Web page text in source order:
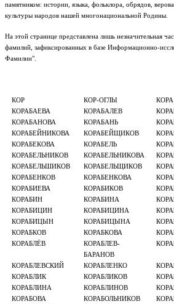
памятником: истории, языка, фольклора, обрядов,
культуры народов нашей многонациональной Родины.
На этой странице представлена лишь незначительная
фамилий, зафиксированных в базе Информационно-
Фамилии".
КОР КОР-ОГЛЫ КОРА
КОРАБАЕВА
КОРАБАЛЕВ
КОРАБАНОВА
КОРАБАНЬ
КОРАБЕЙНИКОВА
КОРАБЕЙЩИКОВ
КОРАБЕКОВА
КОРАБЕЛЬ
КОРАБЕЛЬНИКОВ
КОРАБЕЛЬНИКОВА
КОРАБЕЛЬШИКОВ
КОРАБЕЛЬЩИКОВ
КОРАБЕНКОВ
КОРАБЕНКОВА
КОРАБИЕВА
КОРАБИКОВ
КОРАБИН
КОРАБИНА
КОРАБИЦИН
КОРАБИЦИНА
КОРАБИЦЫН
КОРАБИЦЫНА
КОРАБКОВ
КОРАБКОВА
КОРАБЛЁВ
КОРАБЛЕВ-
БАРАНОВ
КОРАБЛЕВСКИЙ КОРАБЛЕНКО
КОРАБЛИК
КОРАБЛИКОВ
КОРАБЛИНА
КОРАБЛИНОВ
КОРАБОВА
КОРАБОЛЬНИКОВ